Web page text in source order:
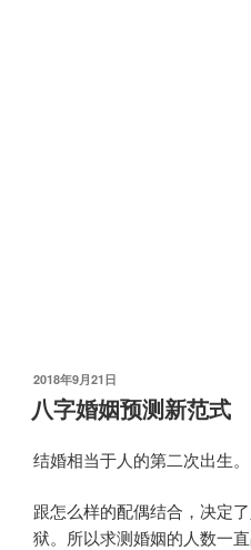
发
布
于
2018年9月21日
八字婚姻预测新范式
结婚相当于人的第二次出生。
跟怎么样的配偶结合，决定
狱。所以求测婚姻的人数一